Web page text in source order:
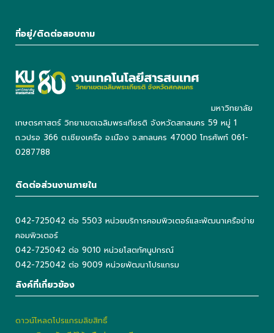
ที่อยู่/ติดต่อสอบถาม
มหาวิทยาลัย
เกษตรศาสตร์ วิทยาเขตเฉลิมพระเกียรติ จังหวัดสกลนคร 59 หมู่ 1
ถ.วปรอ 366 ต.เชียงเครือ อ.เมือง จ.สกลนคร 47000 โทรศัพท์ 061-
0287788
ติดต่อส่วนงานภายใน
042-725042 ต่อ 5503 หน่วยบริการคอมพิวเตอร์และพัฒนาเครือข่าย
คอมพิวเตอร์
042-725042 ต่อ 9010 หน่วยโสตทัศนูปกรณ์
042-725042 ต่อ 9009 หน่วยพัฒนาโปรแกรม
ลิงค์ที่เกี่ยวข้อง
ดาวน์โหลดโปรแกรมลิขสิทธิ์